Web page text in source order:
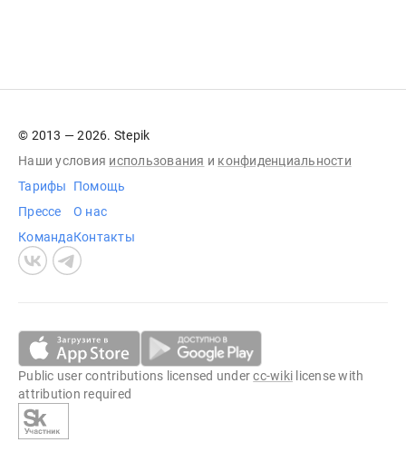
© 2013 — 2026. Stepik
Наши условия использования и конфиденциальности
Тарифы
Прессе
Команда
Помощь
О нас
Контакты
Public user contributions licensed undercc-wiki license with
attribution required